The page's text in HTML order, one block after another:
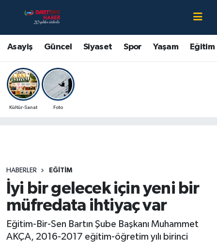
Asayiş Güncel Siyaset Spor Yaşam Eğitim
Kültür-Sanat Foto
HABERLER EĞITIM
İyi bir gelecek için yeni bir
müfredata ihtiyaç var
Eğitim-Bir-Sen Bartın Şube Başkanı Muhammet
AKÇA, 2016-2017 eğitim-öğretim yılı birinci
Asayiş
Bartın Hakkında
Çevre
Eğitim
Kültür-Sanat
Magazin
Medya
Bartın Nöbetçi Eczaneler
Bartın Hava Durumu
Bartin Namaz Vakitleri
Bartın Trafik Yoğunluk Haritası
Son Dakika Haberleri
Haber Arşivi